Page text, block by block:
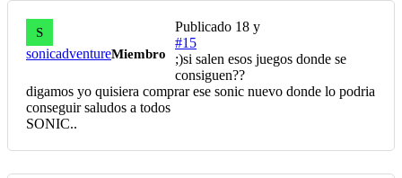
S
sonicadventureMiembro
Publicado 18 y
#15
;)si salen esos juegos donde se
consiguen??
digamos yo quisiera comprar ese sonic nuevo donde lo podria
conseguir saludos a todos
SONIC..